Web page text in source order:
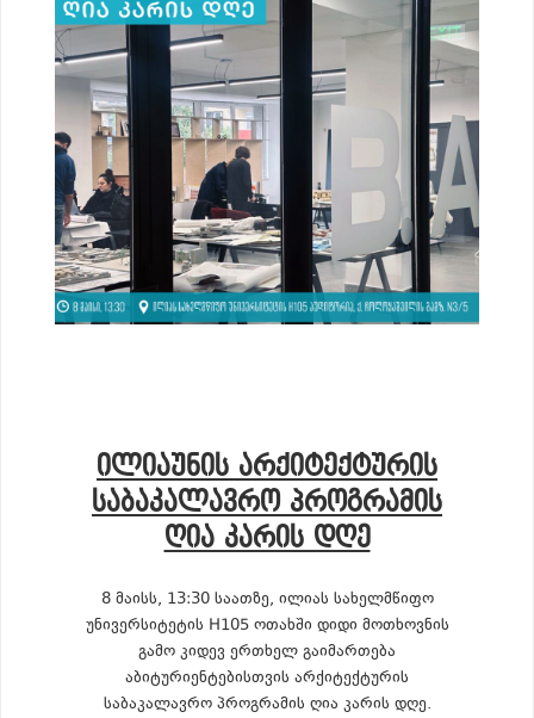
ᲘᲚᲘᲐᲣᲜᲘᲡ ᲐᲠᲥᲘᲢᲔᲥᲢᲣᲠᲘᲡ
ᲡᲐᲑᲐᲙᲐᲚᲐᲕᲠᲝ ᲞᲠᲝᲒᲠᲐᲛᲘᲡ
ᲦᲘᲐ ᲙᲐᲠᲘᲡ ᲓᲦᲔ
8 მაისს, 13:30 საათზე, ილიას სახელმწიფო
უნივერსიტეტის H105 ოთახში დიდი მოთხოვნის
გამო კიდევ ერთხელ გაიმართება
აბიტურიენტებისთვის არქიტექტურის
საბაკალავრო პროგრამის ღია კარის დღე.